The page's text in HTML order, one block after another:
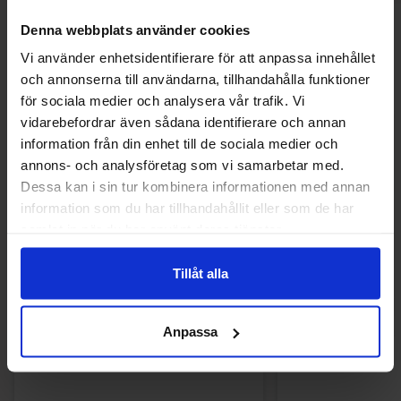
Denna webbplats använder cookies
Vi använder enhetsidentifierare för att anpassa innehållet
och annonserna till användarna, tillhandahålla funktioner
för sociala medier och analysera vår trafik. Vi
vidarebefordrar även sådana identifierare och annan
information från din enhet till de sociala medier och
annons- och analysföretag som vi samarbetar med.
Dessa kan i sin tur kombinera informationen med annan
information som du har tillhandahållit eller som de har
Tillåt alla
Anpassa
Andra gillade
Nyhet!
Blue Shock Sour Dummy 80g x 12st
50cl x